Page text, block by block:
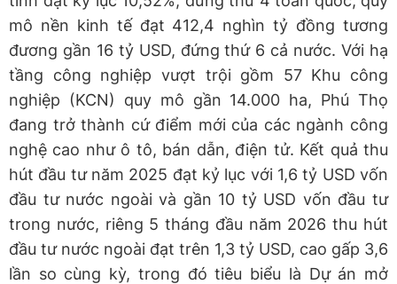
mô nền kinh tế đạt 412,4 nghìn tỷ đồng tương
đương gần 16 tỷ USD, đứng thứ 6 cả nước. Với hạ
tầng công nghiệp vượt trội gồm 57 Khu công
nghiệp (KCN) quy mô gần 14.000 ha, Phú Thọ
đang trở thành cứ điểm mới của các ngành công
nghệ cao như ô tô, bán dẫn, điện tử. Kết quả thu
hút đầu tư năm 2025 đạt kỷ lục với 1,6 tỷ USD vốn
đầu tư nước ngoài và gần 10 tỷ USD vốn đầu tư
trong nước, riêng 5 tháng đầu năm 2026 thu hút
đầu tư nước ngoài đạt trên 1,3 tỷ USD, cao gấp 3,6
lần so cùng kỳ, trong đó tiêu biểu là Dự án mở